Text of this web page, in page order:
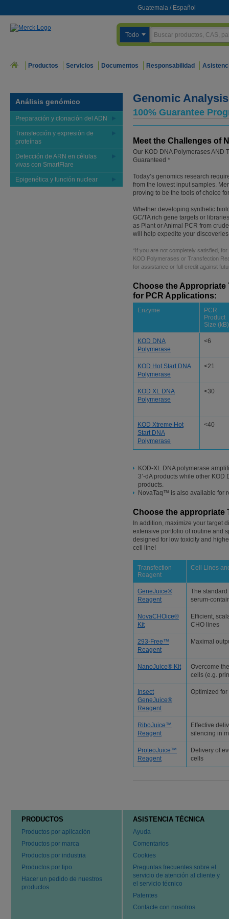
Guatemala / Español
Todo
Productos Servicios Documentos Responsabilidad
Análisis genómico
Preparación y clonación del ADN
Transfección y expresión de
proteínas
Detección de ARN en células
vivas con SmartFlare
Epigenética y función nuclear
Genomic Analysis
100% Guarantee
Meet the Challenges of
Our KOD DNA Polymerases AND
Guaranteed *
Today’s genomics research
from the lowest input samples.
proving to be the tools of choice
Whether developing synthetic
GC/TA rich gene targets or
as Plant or Animal PCR from
will help expedite your
*If you are not completely satisfied,
KOD Polymerases or Transfection
for assistance or full credit against
Choose the Appropriate
for PCR Applications:
Enzyme
PCR
Product
Size (kB)
KOD DNA
Polymerase
<6
KOD Hot Start DNA
Polymerase
<21
KOD XL DNA
Polymerase
<30
KOD Xtreme Hot
Start DNA
Polymerase
<40
KOD-XL DNA polymerase
3’-dA products while other
products.
NovaTaq™ is also available for
Choose the appropriate
In addition, maximize your target
extensive portfolio of routine and
designed for low toxicity and
cell line!
Transfection
Reagent
Cell Lines
GeneJuice®
Reagent
The
serum-
NovaCHOice®
Kit
Efficient,
CHO lines
293-Free™
Reagent
Maximal
NanoJuice® Kit
Overcome
cells (e.g.
Insect
GeneJuice®
Reagent
Optimized
RiboJuice™
Reagent
Effective
silencing in
ProteoJuice™
Reagent
Delivery of
cells
PRODUCTOS
Productos por aplicación
Productos por marca
Productos por industria
Productos por tipo
Hacer un pedido de nuestros
productos
ASISTENCIA TÉCNICA
Ayuda
Comentarios
Cookies
Preguntas frecuentes sobre el
servicio de atención al cliente y
el servicio técnico
Patentes
Contacte con nosotros